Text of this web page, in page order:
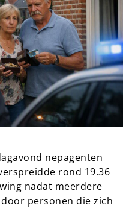
nepagenten
rond 19.36
nadat meerdere
personen die zich